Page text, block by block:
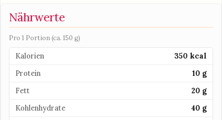
Nährwerte
Pro 1 Portion (ca. 150 g)
Kalorien
350 kcal
Protein
10 g
Fett
20 g
Kohlenhydrate
40 g